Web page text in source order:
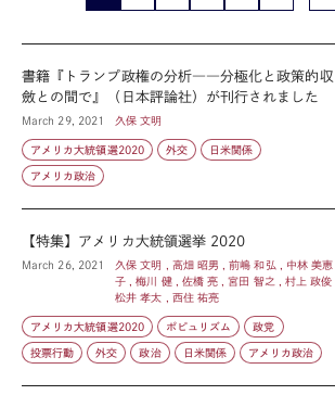
書籍『トランプ政権の分析――分極化と政策的収
斂との間で』（日本評論社）が刊行されました
March 29, 2021 久保 文明
アメリカ大統領選2020 外交 日米関係
アメリカ政治
【特集】アメリカ大統領選挙 2020
March 26, 2021
久保 文明 , 高畑 昭男 , 前嶋 和弘 , 中林 美恵
子 , 梅川 健 , 佐橋 亮 , 宮田 智之 , 村上 政俊 ,
松井 孝太 , 西住 祐亮
アメリカ大統領選2020 ポピュリズム 政党
投票行動 外交 政治 日米関係 アメリカ政治